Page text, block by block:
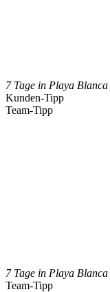
7 Tage in Playa Blanca
Kunden-Tipp
Team-Tipp
7 Tage in Playa Blanca
Team-Tipp